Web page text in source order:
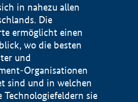
in nahezu allen
Die
ermöglicht einen
wo die besten
und
Organisationen
sind und in welchen
Technologiefeldern sie